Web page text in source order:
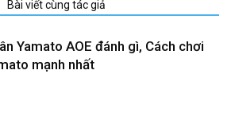
Bài viết cùng tác giả
Yamato AOE đánh gì, Cách chơi
mạnh nhất